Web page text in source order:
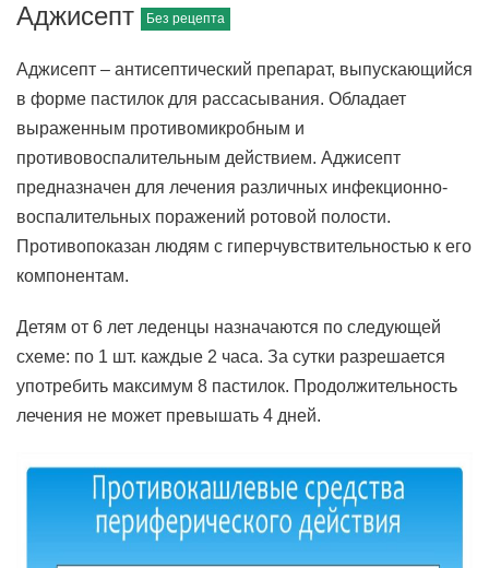
Аджисепт
Аджисепт – антисептический препарат, выпускающийся
в форме пастилок для рассасывания. Обладает
выраженным противомикробным и
противовоспалительным действием. Аджисепт
предназначен для лечения различных инфекционно-
воспалительных поражений ротовой полости.
Противопоказан людям с гиперчувствительностью к его
компонентам.
Детям от 6 лет леденцы назначаются по следующей
схеме: по 1 шт. каждые 2 часа. За сутки разрешается
употребить максимум 8 пастилок. Продолжительность
лечения не может превышать 4 дней.